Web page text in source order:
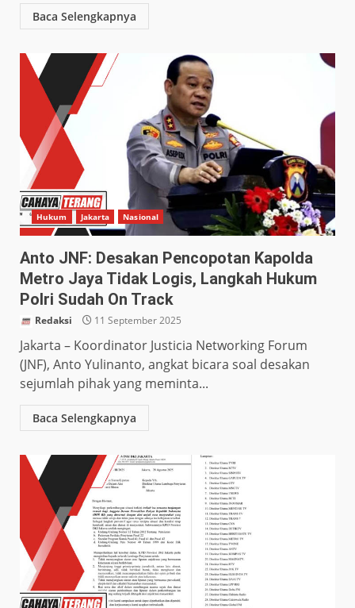
Baca Selengkapnya
Hukum Jakarta Nasional
Anto JNF: Desakan Pencopotan Kapolda
Metro Jaya Tidak Logis, Langkah Hukum
Polri Sudah On Track
Redaksi 11 September 2025
Jakarta – Koordinator Justicia Networking Forum
(JNF), Anto Yulinanto, angkat bicara soal desakan
sejumlah pihak yang meminta...
Baca Selengkapnya